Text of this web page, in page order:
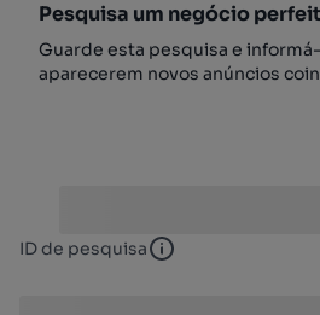
Pesquisa um negócio
Guarde esta pesquisa e
aparecerem novos anúncios
ID de pesquisa ID de pesquisa